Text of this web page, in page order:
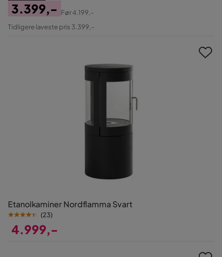
Pris
3.399,-
Original
Før4.199,-
Tidligere laveste pris 3.399,-
Etanolkaminer Nordflamma Svart
(23)
4.999,-